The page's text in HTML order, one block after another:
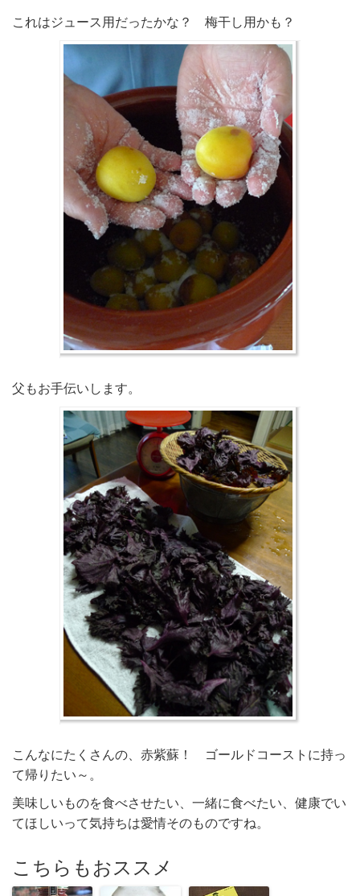
これはジュース用だったかな？ 梅干し用かも？
父もお手伝いします。
こんなにたくさんの、赤紫蘇！ ゴールドコーストに持っ
て帰りたい～。
美味しいものを食べさせたい、一緒に食べたい、健康でい
てほしいって気持ちは愛情そのものですね。
こちらもおススメ